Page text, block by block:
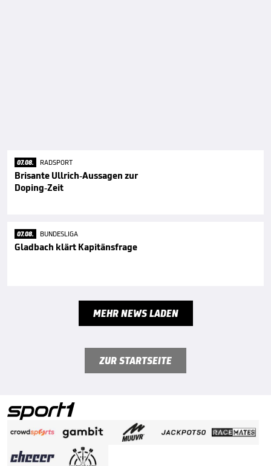
07.08. RADSPORT
Brisante Ullrich-Aussagen zur
Doping-Zeit
07.08. BUNDESLIGA
Gladbach klärt Kapitänsfrage
MEHR NEWS LADEN
ZUR STARTSEITE